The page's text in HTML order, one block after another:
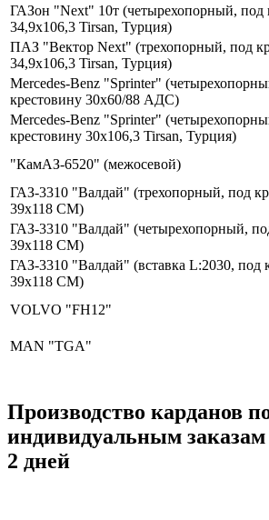
ГАЗон "Next" 10т (четырехопорный, под
34,9x106,3 Tirsan, Турция)
ПАЗ "Вектор Next" (трехопорный, под
34,9x106,3 Tirsan, Турция)
Mercedes-Benz "Sprinter"
крестовину 30x60/88 АДС)
Mercedes-Benz "Sprinter"
крестовину 30x106,3 Tirsan, Турция)
"КамАЗ-6520" (межосевой)
ГАЗ-3310 "Валдай" (трехопорный, под
39x118 CM)
ГАЗ-3310 "Валдай" (четырехопорный,
39x118 CM)
ГАЗ-3310 "Валдай" (вставка L:2030, под
39x118 CM)
VOLVO "FH12"
MAN "TGA"
Производство карданов
индивидуальным заказам
2 дней